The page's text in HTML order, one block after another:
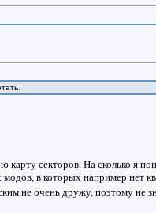
секторов. На сколько я
в которых например нет
не очень дружу, поэтому не